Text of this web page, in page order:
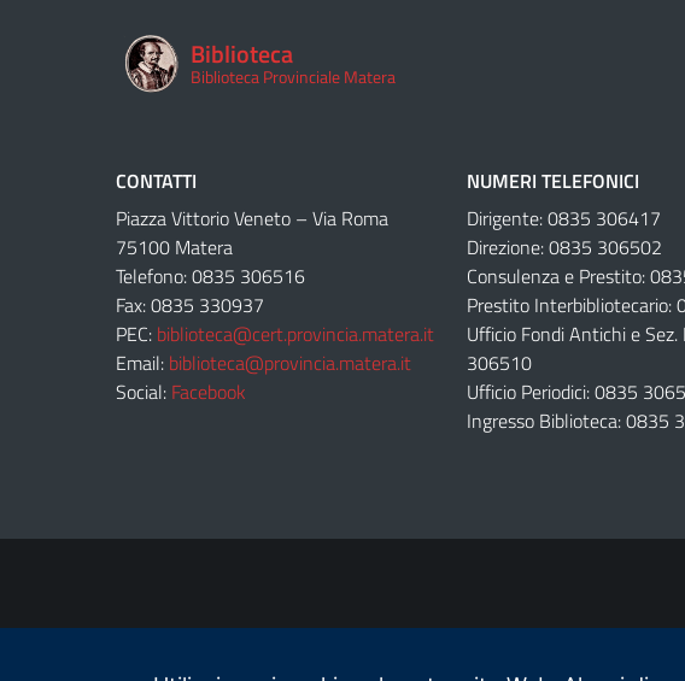
Biblioteca
Biblioteca Provinciale Matera
CONTATTI
Piazza Vittorio Veneto – Via Roma
75100 Matera
Telefono: 0835 306516
Fax: 0835 330937
PEC: biblioteca@cert.provincia.matera.it
Email: biblioteca@provincia.matera.it
Social: Facebook
NUMERI TELEFONICI
Dirigente: 0835 306417
Direzione: 0835 306502
Consulenza e Prestito:
Prestito Interbibliotecario:
Ufficio Fondi Antichi e
306510
Ufficio Periodici: 0835
Ingresso Biblioteca: 0835